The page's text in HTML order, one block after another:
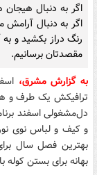
اگر به دنبال هیجان
اگر به دنبال
رنگ دراز بکشید و
مقصدتان برسانیم.
به گزارش مشرق،
ترافیکش یک طرف و
دل‌مشغولی اسفند
و کیف و لباس نوی
بهترین فصل سال
بهانه برای بستن